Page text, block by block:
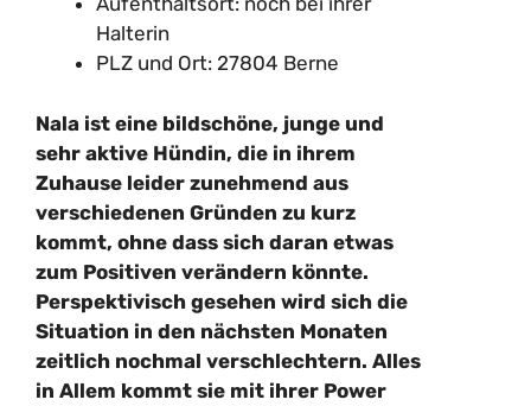
Halterin
PLZ und Ort: 27804 Berne
Nala ist eine bildschöne, junge und
sehr aktive Hündin, die in ihrem
Zuhause leider zunehmend aus
verschiedenen Gründen zu kurz
kommt, ohne dass sich daran etwas
zum Positiven verändern könnte.
Perspektivisch gesehen wird sich die
Situation in den nächsten Monaten
zeitlich nochmal verschlechtern. Alles
in Allem kommt sie mit ihrer Power